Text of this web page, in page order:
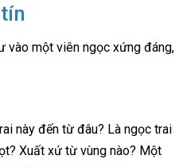
vào một viên ngọc xứng đáng,
này đến từ đâu? Là ngọc trai
Xuất xứ từ vùng nào? Một